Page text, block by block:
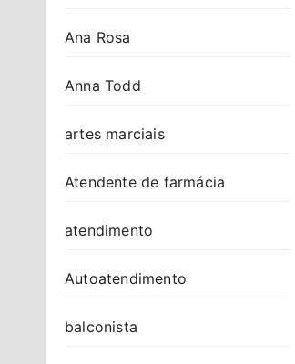
Ana Rosa
Anna Todd
artes marciais
Atendente de farmácia
atendimento
Autoatendimento
balconista